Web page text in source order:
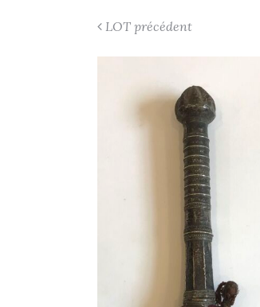
LOT précédent